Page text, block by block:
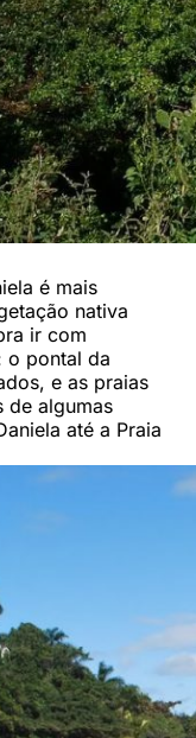
é mais
nativa
ir com
o pontal da
e as praias
de algumas
até a Praia